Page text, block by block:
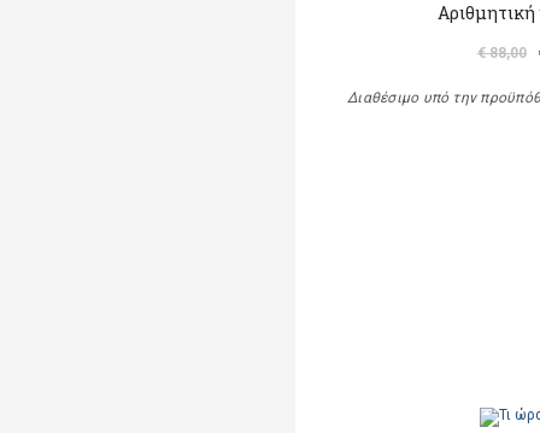
Αριθμητική
€ 88,00
Διαθέσιμο υπό την